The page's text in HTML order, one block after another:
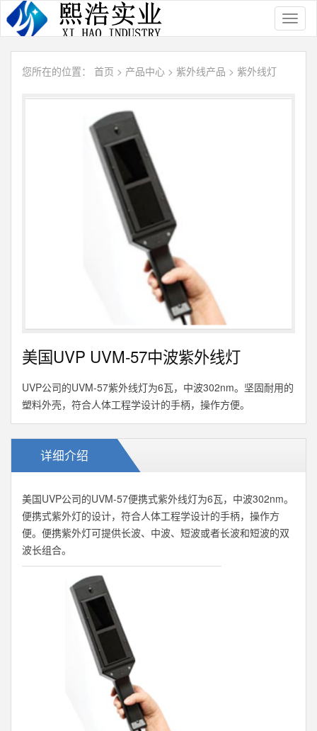
您所在的位置： 首页 > 产品中心 > 紫外线产品 > 紫外线灯
美国UVP UVM-57中波紫外线灯
UVP公司的UVM-57紫外线灯为6瓦，中波302nm。坚固耐用的
塑料外壳，符合人体工程学设计的手柄，操作方便。
详细介绍
美国UVP公司的UVM-57便携式紫外线灯为6瓦，中波302nm。
便携式紫外灯的设计，符合人体工程学设计的手柄，操作方
便。便携紫外灯可提供长波、中波、短波或者长波和短波的双
波长组合。